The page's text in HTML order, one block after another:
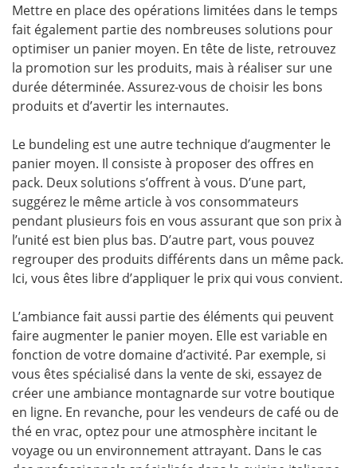
Mettre en place des opérations limitées dans le temps
fait également partie des nombreuses solutions pour
optimiser un panier moyen. En tête de liste, retrouvez
la promotion sur les produits, mais à réaliser sur une
durée déterminée. Assurez-vous de choisir les bons
produits et d’avertir les internautes.
Le bundeling est une autre technique d’augmenter le
panier moyen. Il consiste à proposer des offres en
pack. Deux solutions s’offrent à vous. D’une part,
suggérez le même article à vos consommateurs
pendant plusieurs fois en vous assurant que son prix à
l’unité est bien plus bas. D’autre part, vous pouvez
regrouper des produits différents dans un même pack.
Ici, vous êtes libre d’appliquer le prix qui vous convient.
L’ambiance fait aussi partie des éléments qui peuvent
faire augmenter le panier moyen. Elle est variable en
fonction de votre domaine d’activité. Par exemple, si
vous êtes spécialisé dans la vente de ski, essayez de
créer une ambiance montagnarde sur votre boutique
en ligne. En revanche, pour les vendeurs de café ou de
thé en vrac, optez pour une atmosphère incitant le
voyage ou un environnement attrayant. Dans le cas